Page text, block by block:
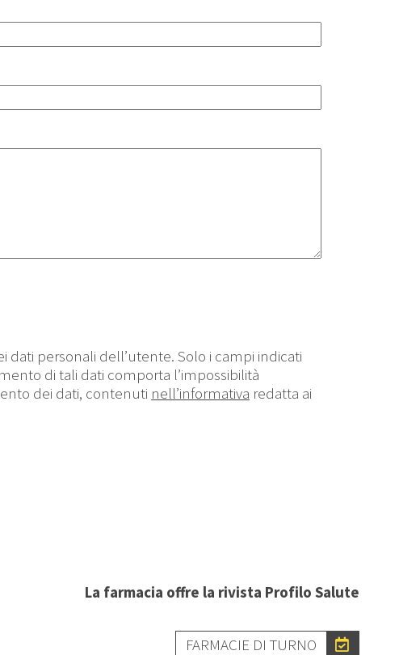
dati personali dell’utente. Solo i campi indicati
di tali dati comporta l’impossibilità
dei dati, contenuti nell’informativa redatta ai
La farmacia offre la rivista Profilo Salute
FARMACIE DI TURNO